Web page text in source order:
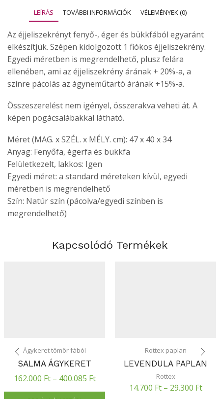
LEÍRÁS TOVÁBBI INFORMÁCIÓK VÉLEMÉNYEK (0)
Az éjjeliszekrényt fenyő-, éger és bükkfából egyaránt
elkészítjük. Szépen kidolgozott 1 fiókos éjjeliszekrény.
Egyedi méretben is megrendelhető, plusz felára
ellenében, ami az éjjeliszekrény árának + 20%-a, a
színre pácolás az ágyneműtartó árának +15%-a.
Összeszerelést nem igényel, összerakva veheti át. A
képen pogácsalábakkal látható.
Méret (MAG. x SZÉL. x MÉLY. cm): 47 x 40 x 34
Anyag: Fenyőfa, égerfa és bükkfa
Felületkezelt, lakkos: Igen
Egyedi méret: a standard méreteken kívül, egyedi
méretben is megrendelhető
Szín: Natúr szín (pácolva/egyedi színben is
megrendelhető)
Kapcsolódó Termékek
Ágykeret tömör fából
SALMA ÁGYKERET
162.000 Ft– 400.085 Ft
Rottex paplan
LEVENDULA PAPLAN
Rottex
14.700 Ft– 29.300 Ft